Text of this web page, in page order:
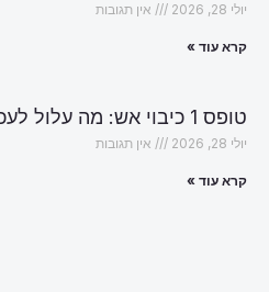
יולי 28, 2026 אין תגובות
קרא עוד »
טופס 1 כיבוי אש: מה עלול לעכב את האישור?
יולי 28, 2026 אין תגובות
קרא עוד »